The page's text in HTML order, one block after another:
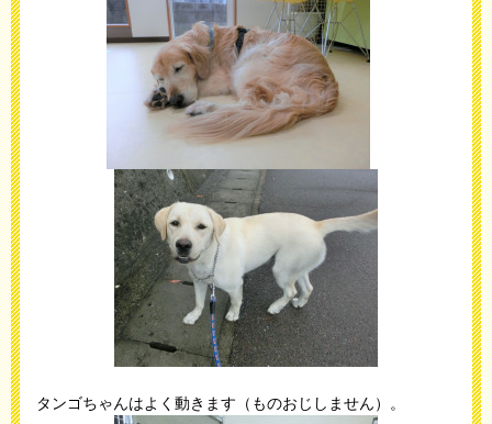
タンゴちゃんはよく動きます（ものおじしません）。